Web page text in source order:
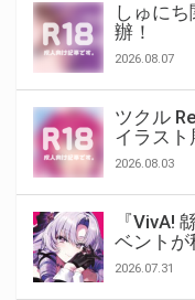
しゅに
辦！
2026.08.07
ツクル
イラスト
2026.08.03
『VivA!
ベントが
2026.07.31